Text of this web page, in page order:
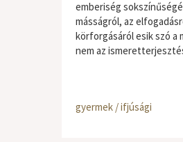
emberiség
másságról, az
körforgásáról esik szó a
nem az
gyermek / ifjúsági